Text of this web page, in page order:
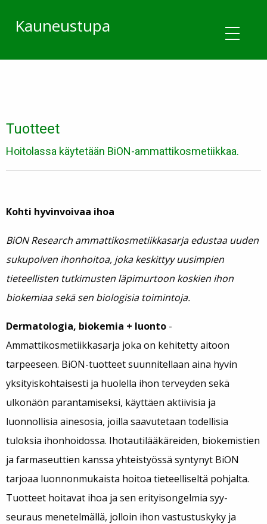
Kauneustupa
Tuotteet
Hoitolassa käytetään BiON-ammattikosmetiikkaa.
Kohti hyvinvoivaa ihoa
BiON Research ammattikosmetiikkasarja edustaa uuden
sukupolven ihonhoitoa, joka keskittyy uusimpien
tieteellisten tutkimusten läpimurtoon koskien ihon
biokemiaa sekä sen biologisia toimintoja.
Dermatologia, biokemia + luonto -
Ammattikosmetiikkasarja joka on kehitetty aitoon
tarpeeseen. BiON-tuotteet suunnitellaan aina hyvin
yksityiskohtaisesti ja huolella ihon terveyden sekä
ulkonäön parantamiseksi, käyttäen aktiivisia ja
luonnollisia ainesosia, joilla saavutetaan todellisia
tuloksia ihonhoidossa. Ihotautilääkäreiden, biokemistien
ja farmaseuttien kanssa yhteistyössä syntynyt BiON
tarjoaa luonnonmukaista hoitoa tieteelliseltä pohjalta.
Tuotteet hoitavat ihoa ja sen erityisongelmia syy-
seuraus menetelmällä, jolloin ihon vastustuskyky ja